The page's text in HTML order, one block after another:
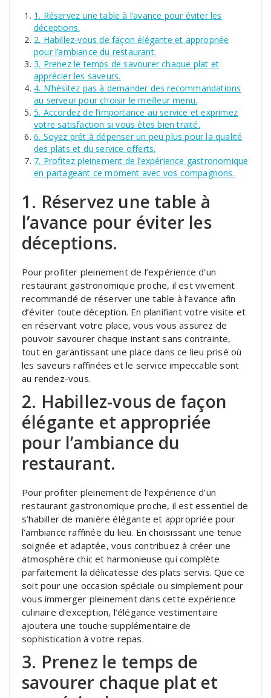
1. Réservez une table à l’avance pour éviter les
déceptions.
2. Habillez-vous de façon élégante et appropriée
pour l’ambiance du restaurant.
3. Prenez le temps de savourer chaque plat et
apprécier les saveurs.
4. N’hésitez pas à demander des recommandations
au serveur pour choisir le meilleur menu.
5. Accordez de l’importance au service et exprimez
votre satisfaction si vous êtes bien traité.
6. Soyez prêt à dépenser un peu plus pour la qualité
des plats et du service offerts.
7. Profitez pleinement de l’expérience gastronomique
en partageant ce moment avec vos compagnons.
1. Réservez une table à
l’avance pour éviter les
déceptions.
Pour profiter pleinement de l’expérience d’un
restaurant gastronomique proche, il est vivement
recommandé de réserver une table à l’avance afin
d’éviter toute déception. En planifiant votre visite et
en réservant votre place, vous vous assurez de
pouvoir savourer chaque instant sans contrainte,
tout en garantissant une place dans ce lieu prisé où
les saveurs raffinées et le service impeccable sont
au rendez-vous.
2. Habillez-vous de façon
élégante et appropriée
pour l’ambiance du
restaurant.
Pour profiter pleinement de l’expérience d’un
restaurant gastronomique proche, il est essentiel de
s’habiller de manière élégante et appropriée pour
l’ambiance raffinée du lieu. En choisissant une tenue
soignée et adaptée, vous contribuez à créer une
atmosphère chic et harmonieuse qui complète
parfaitement la délicatesse des plats servis. Que ce
soit pour une occasion spéciale ou simplement pour
vous immerger pleinement dans cette expérience
culinaire d’exception, l’élégance vestimentaire
ajoutera une touche supplémentaire de
sophistication à votre repas.
3. Prenez le temps de
savourer chaque plat et